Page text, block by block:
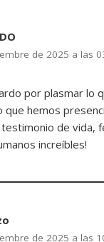
de 2025 a las
por plasmar lo
que hemos
de vida,
increíbles!
de 2025 a las